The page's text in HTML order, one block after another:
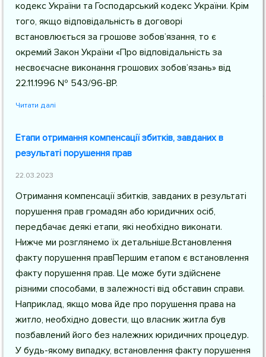
кодекс України та Господарський кодекс України. Крім
того, якщо відповідальність в договорі
встановлюється за грошове зобов’язання, то є
окремий Закон України «Про відповідальність за
несвоєчасне виконання грошових зобов’язань» від
22.11.1996 № 543/96-ВР.
Читати далі
Етапи отримання компенсації збитків, завданих в
результаті порушення прав
22.03.2023
Отримання компенсації збитків, завданих в результаті
порушення прав громадян або юридичних осіб,
передбачає деякі етапи, які необхідно виконати.
Нижче ми розглянемо їх детальніше.Встановлення
факту порушення правПершим етапом є встановлення
факту порушення прав. Це може бути здійснене
різними способами, в залежності від обставин справи.
Наприклад, якщо мова йде про порушення права на
житло, необхідно довести, що власник житла був
позбавлений його без належних юридичних процедур.
У будь-якому випадку, встановлення факту порушення